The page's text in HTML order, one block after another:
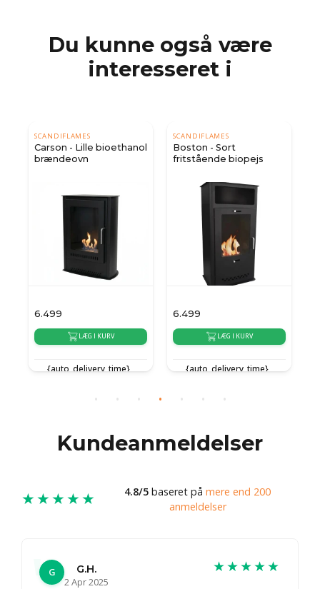
Du kunne også være
interesseret i
SCANDIFLAMES
Carson - Lille bioethanol
brændeovn
6.499
LÆG I KURV
{auto_delivery_time}
SCANDIFLAMES
Boston - Sort
fritstående biopejs
6.499
LÆG I KURV
{auto_delivery_time}
Kundeanmeldelser
★★★★★ 4.8/5 baseret på mere end 200
anmeldelser
G
G.H.
2 Apr 2025
★★★★★